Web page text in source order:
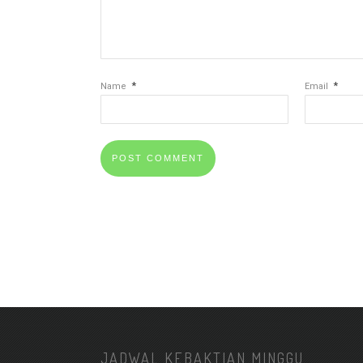
Name * Email *
JADWAL KEBAKTIAN MINGGU